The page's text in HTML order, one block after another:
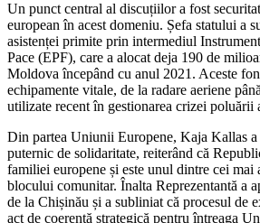
Un punct central al discuțiilor a fost
european în acest domeniu. Șefa statului a
asistenței primite prin intermediul
Pace (EPF), care a alocat deja 190 de
Moldova începând cu anul 2021. Aceste
echipamente vitale, de la radare aeriene
utilizate recent în gestionarea crizei poluării
Din partea Uniunii Europene, Kaja Kallas a
puternic de solidaritate, reiterând că
familiei europene și este unul dintre cei mai
blocului comunitar. Înalta Reprezentantă a
de la Chișinău și a subliniat că procesul de
act de coerență strategică pentru întreaga